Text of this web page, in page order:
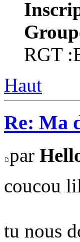
RGT
Haut
Re: Ma
par
coucou
tu nous